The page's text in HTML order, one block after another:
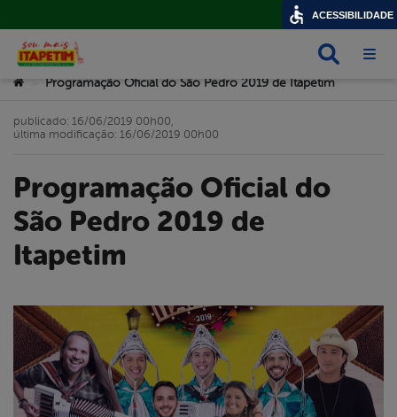
Você está aqui:
Programação Oficial do São Pedro 2019 de Itapetim
Programação Oficial do
São Pedro 2019 de
Itapetim
publicado: 16/06/2019 00h00,
última modificação: 16/06/2019 00h00
ACESSIBILIDADE